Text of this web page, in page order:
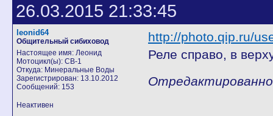
26.03.2015 21:33:45
leonid64
Общительный сибиховод
Настоящее имя: Леонид
Мотоцикл(ы): СВ-1
Откуда: Минеральные Воды
Зарегистрирован: 13.10.2012
Сообщений: 153
http://photo.qip.ru/
Реле справо, в
Неактивен